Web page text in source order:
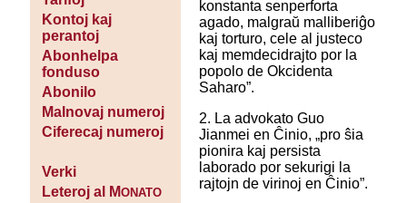
Kontoj kaj
perantoj
Abonhelpa
fonduso
Abonilo
Malnovaj numeroj
Ciferecaj numeroj
Verki
Leteroj al MONATO
konstanta senperforta
agado, malgraŭ malliberiĝo
kaj torturo, cele al justeco
kaj memdecidrajto por la
popolo de Okcidenta
Saharo”.
2. La advokato Guo
Jianmei en Ĉinio, „pro ŝia
pionira kaj persista
laborado por sekurigi la
rajtojn de virinoj en Ĉinio”.